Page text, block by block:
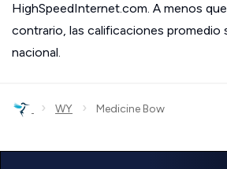
HighSpeedInternet.com. A menos
contrario, las calificaciones promedio
nacional.
› WY › Medicine Bow